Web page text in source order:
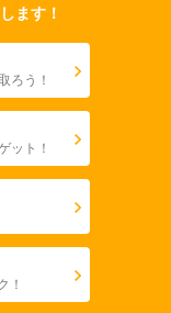
ます！
ろう！
ット！
！